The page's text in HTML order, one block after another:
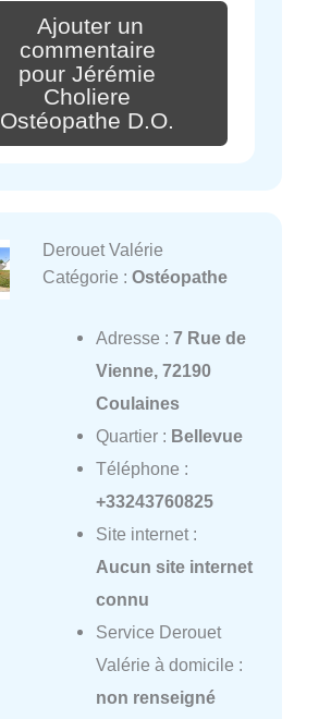
Ajouter un
commentaire
pour Jérémie
Choliere
Ostéopathe D.O.
Derouet Valérie
Catégorie : Ostéopathe
Adresse : 7 Rue de
Vienne, 72190
Coulaines
Quartier : Bellevue
Téléphone :
+33243760825
Site internet :
Aucun site internet
connu
Service Derouet
Valérie à domicile :
non renseigné